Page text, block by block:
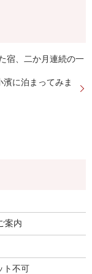
宿、二か月連続の一
濱に泊まってみま
案内
ト不可